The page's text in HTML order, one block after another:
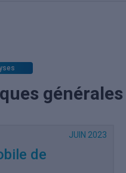
générales
de
JUIN 2023